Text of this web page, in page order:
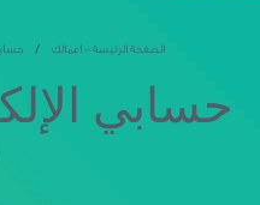
الصفحة الرئيسة - اعمالك
حسابي